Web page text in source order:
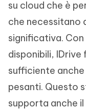
su cloud che è
che necessitano
significativa.
disponibili, IDrive
sufficiente
pesanti. Questo
supporta anche